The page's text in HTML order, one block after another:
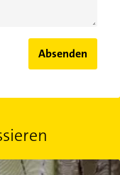
Absenden
Urteil gegen Ex-